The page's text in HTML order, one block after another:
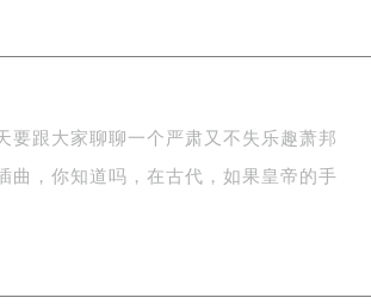
要跟大家聊聊一个严肃又不失乐趣萧邦
曲，你知道吗，在古代，如果皇帝的手